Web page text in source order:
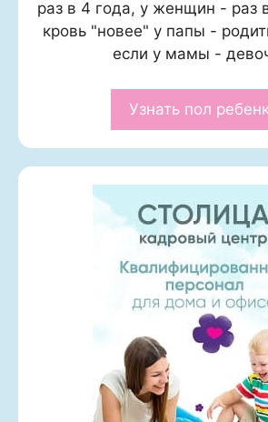
раз в 4 года, у женщин - раз
кровь "новее" у папы -
если у мамы -
Узнать пол